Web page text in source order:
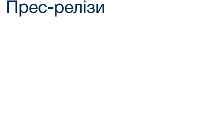
Прес-релізи